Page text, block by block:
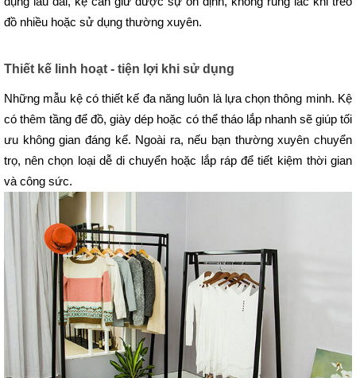
đồ nhiều hoặc sử dụng thường xuyên.
Thiết kế linh hoạt - tiện lợi khi sử dụng
Những mẫu kệ có thiết kế đa năng luôn là lựa chọn thông minh. Kệ
có thêm tầng để đồ, giày dép hoặc có thể tháo lắp nhanh sẽ giúp tối
ưu không gian đáng kể. Ngoài ra, nếu bạn thường xuyên chuyển
trọ, nên chọn loại dễ di chuyển hoặc lắp ráp để tiết kiệm thời gian
và công sức.